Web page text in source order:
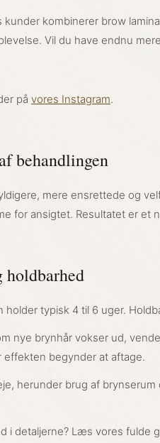
kunder kombinerer brow
Vil du have endnu
på vores Instagram.
behandlingen
mere ensrettede og
for ansigtet. Resultatet er et
holdbarhed
holder typisk 4 til 6 uger.
nye brynhår vokser ud,
effekten begynder at aftage.
herunder brug af
i detaljerne? Læs vores fulde